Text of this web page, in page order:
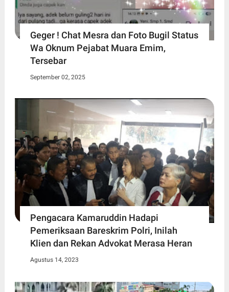
Geger ! Chat Mesra dan Foto Bugil Status
Wa Oknum Pejabat Muara Emim,
Tersebar
September 02, 2025
Pengacara Kamaruddin Hadapi
Pemeriksaan Bareskrim Polri, Inilah
Klien dan Rekan Advokat Merasa Heran
Agustus 14, 2023